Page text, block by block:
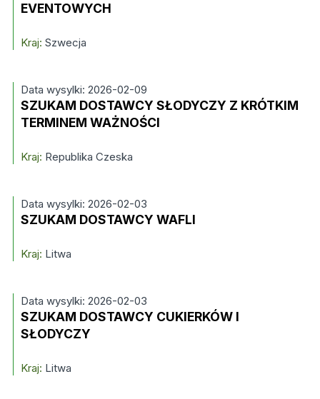
EVENTOWYCH
Kraj: Szwecja
Data wysylki: 2026-02-09
SZUKAM DOSTAWCY SŁODYCZY Z KRÓTKIM
TERMINEM WAŻNOŚCI
Kraj: Republika Czeska
Data wysylki: 2026-02-03
SZUKAM DOSTAWCY WAFLI
Kraj: Litwa
Data wysylki: 2026-02-03
SZUKAM DOSTAWCY CUKIERKÓW I
SŁODYCZY
Kraj: Litwa